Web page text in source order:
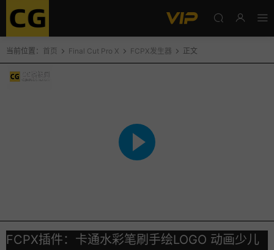
当前位置： 首页 Final Cut Pro X FCPX发生器 正文
FCPX插件：卡通水彩笔刷手绘LOGO 动画少儿